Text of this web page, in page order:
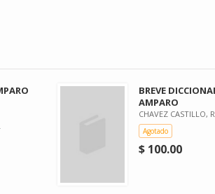
BREVE
AMPARO
CHAVEZ CASTILLO,
Agotado
$ 100.00